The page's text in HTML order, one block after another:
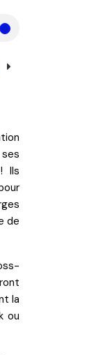
0
Ils
de
la
ou